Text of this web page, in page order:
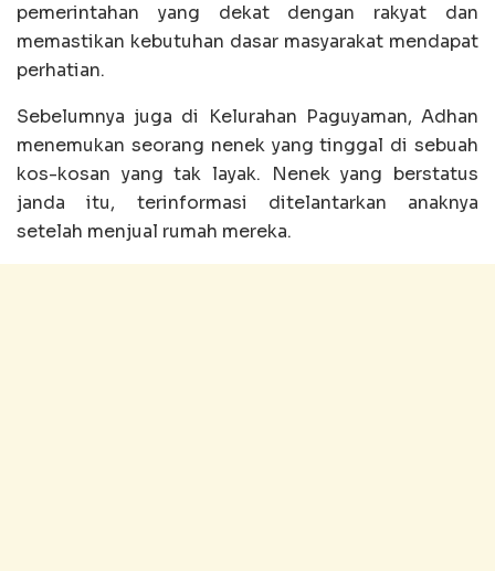
pemerintahan yang dekat dengan rakyat dan
memastikan kebutuhan dasar masyarakat mendapat
perhatian.
Sebelumnya juga di Kelurahan Paguyaman, Adhan
menemukan seorang nenek yang tinggal di sebuah
kos-kosan yang tak layak. Nenek yang berstatus
janda itu, terinformasi ditelantarkan anaknya
setelah menjual rumah mereka.